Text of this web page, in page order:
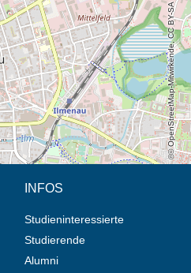
© OpenStreetMap-Mitwirkende, CC BY-SA
INFOS
Studieninteressierte
Studierende
Alumni